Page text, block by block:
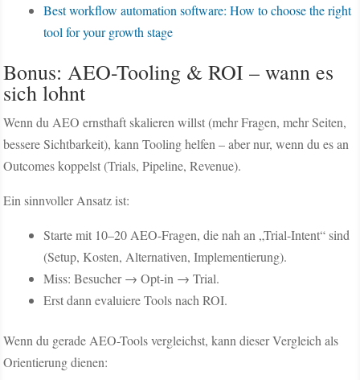
Best workflow automation software: How to choose the right
tool for your growth stage
Bonus: AEO-Tooling & ROI – wann es
sich lohnt
Wenn du AEO ernsthaft skalieren willst (mehr Fragen, mehr Seiten,
bessere Sichtbarkeit), kann Tooling helfen – aber nur, wenn du es an
Outcomes koppelst (Trials, Pipeline, Revenue).
Ein sinnvoller Ansatz ist:
Starte mit 10–20 AEO-Fragen, die nah an „Trial-Intent“ sind
(Setup, Kosten, Alternativen, Implementierung).
Miss: Besucher → Opt-in → Trial.
Erst dann evaluiere Tools nach ROI.
Wenn du gerade AEO-Tools vergleichst, kann dieser Vergleich als
Orientierung dienen: